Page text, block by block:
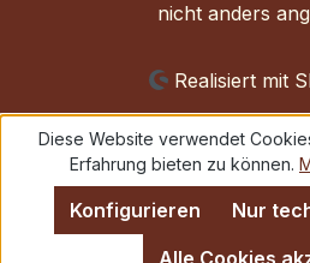
nicht anders
Realisiert mit
Diese Website verwendet
Erfahrung bieten zu können.
Nur
Konfigurieren
Alle Cookies